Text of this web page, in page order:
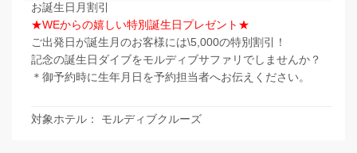
お誕生日月割引
★WEからの嬉しい特別誕生日プレゼント★
ご出発日が誕生月のお客様には\5,000の特別割引！
記念の誕生日ダイブをモルディブサファリでしませんか？
＊御予約時に生年月日を予約担当者へお伝えください。
対象ホテル： モルディブクルーズ